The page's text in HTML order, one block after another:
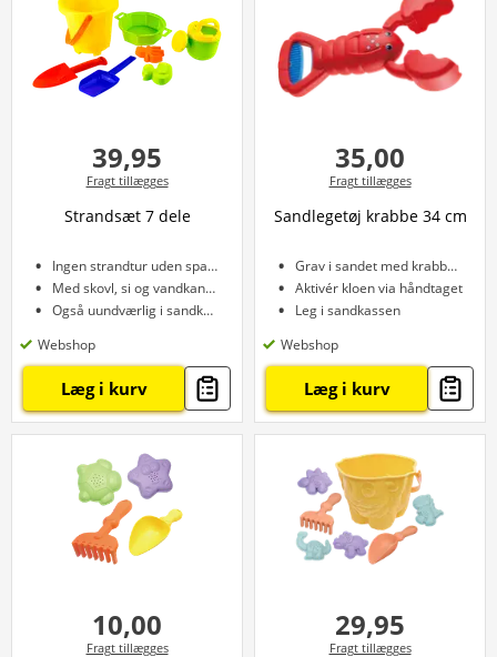
39,95
Fragt tillægges
Strandsæt 7 dele
Ingen strandtur uden spandsæt
Med skovl, si og vandkande
Også uundværlig i sandkassen
Webshop
Læg i kurv
35,00
Fragt tillægges
Sandlegetøj krabbe 34 cm
Grav i sandet med krabbens klo
Aktivér kloen via håndtaget
Leg i sandkassen
Webshop
Læg i kurv
10,00
Fragt tillægges
29,95
Fragt tillægges